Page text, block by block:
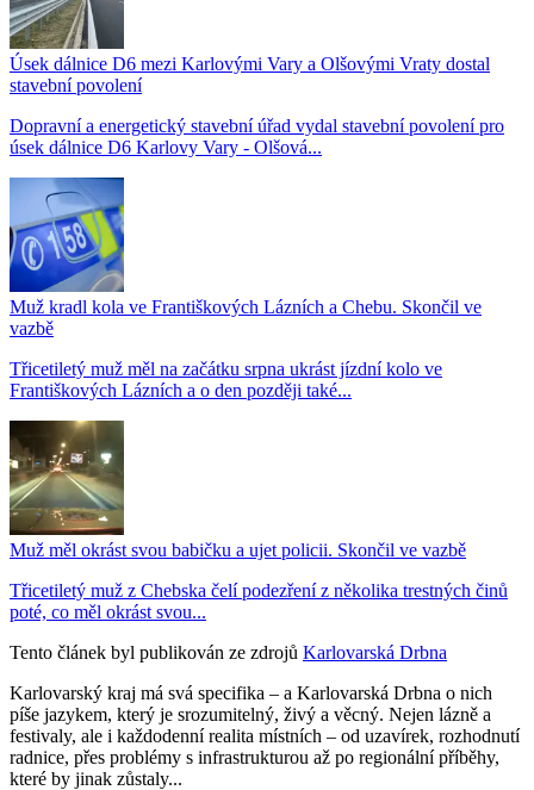
Úsek dálnice D6 mezi Karlovými Vary a Olšovými Vraty dostal
stavební povolení
Dopravní a energetický stavební úřad vydal stavební povolení pro
úsek dálnice D6 Karlovy Vary - Olšová...
Muž kradl kola ve Františkových Lázních a Chebu. Skončil ve
vazbě
Třicetiletý muž měl na začátku srpna ukrást jízdní kolo ve
Františkových Lázních a o den později také...
Muž měl okrást svou babičku a ujet policii. Skončil ve vazbě
Třicetiletý muž z Chebska čelí podezření z několika trestných činů
poté, co měl okrást svou...
Tento článek byl publikován ze zdrojů Karlovarská Drbna
Karlovarský kraj má svá specifika – a Karlovarská Drbna o nich
píše jazykem, který je srozumitelný, živý a věcný. Nejen lázně a
festivaly, ale i každodenní realita místních – od uzavírek, rozhodnutí
radnice, přes problémy s infrastrukturou až po regionální příběhy,
které by jinak zůstaly...